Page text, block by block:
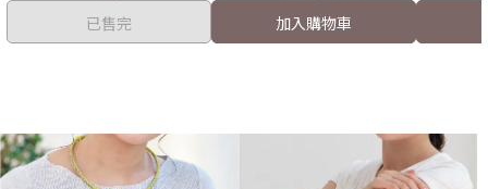
已售完 加入購物車